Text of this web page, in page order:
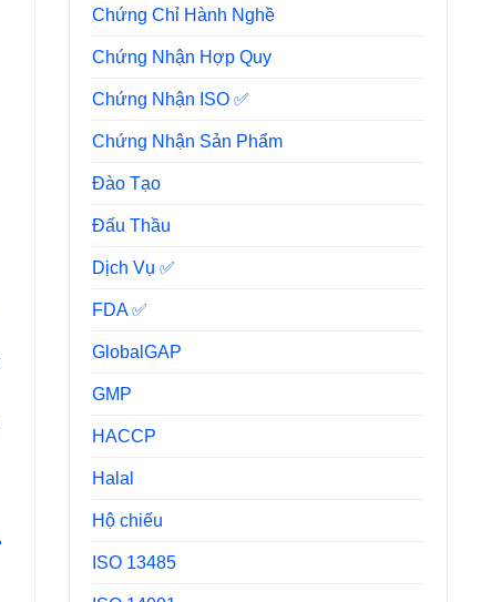
Chứng Chỉ Hành Nghề
Chứng Nhận Hợp Quy
Chứng Nhận ISO ✅
Chứng Nhận Sản Phẩm
Đào Tạo
Đấu Thầu
Dịch Vụ ✅
FDA ✅
GlobalGAP
GMP
HACCP
Halal
Hộ chiếu
ISO 13485